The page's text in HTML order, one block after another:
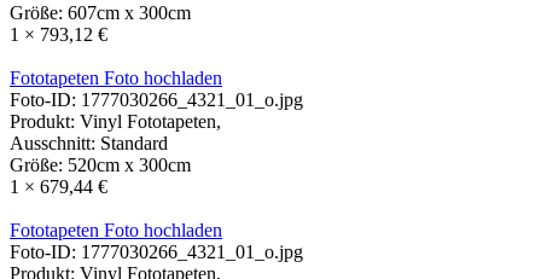
Größe: 607cm x 300cm
1 × 793,12 €
Fototapeten Foto hochladen
Foto-ID: 1777030266_4321_01_o.jpg
Produkt: Vinyl Fototapeten,
Ausschnitt: Standard
Größe: 520cm x 300cm
1 × 679,44 €
Fototapeten Foto hochladen
Foto-ID: 1777030266_4321_01_o.jpg
Produkt: Vinyl Fototapeten,